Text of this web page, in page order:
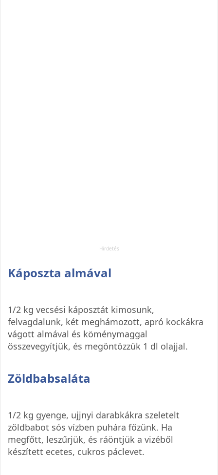
Káposzta almával
1/2 kg vecsési káposztát kimosunk,
felvagdalunk, két meghámozott, apró kockákra
vágott almával és köménymaggal
összevegyítjük, és megöntözzük 1 dl olajjal.
Zöldbabsaláta
1/2 kg gyenge, ujjnyi darabkákra szeletelt
zöldbabot sós vízben puhára főzünk. Ha
megfőtt, leszűrjük, és ráöntjük a vizéből
készített ecetes, cukros páclevet.